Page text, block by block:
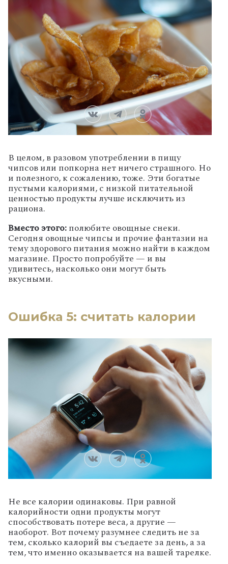
В целом, в разовом употреблении в пищу
чипсов или попкорна нет ничего страшного. Но
и полезного, к сожалению, тоже. Эти богатые
пустыми калориями, с низкой питательной
ценностью продукты лучше исключить из
рациона.
Вместо этого:полюбите овощные снеки.
Сегодня овощные чипсы и прочие фантазии на
тему здорового питания можно найти в каждом
магазине. Просто попробуйте — и вы
удивитесь, насколько они могут быть
вкусными.
Ошибка 5: считать калории
Не все калории одинаковы. При равной
калорийности одни продукты могут
способствовать потере веса, а другие —
наоборот. Вот почему разумнее следить не за
тем, сколько калорий вы съедаете за день, а за
тем, что именно оказывается на вашей тарелке.